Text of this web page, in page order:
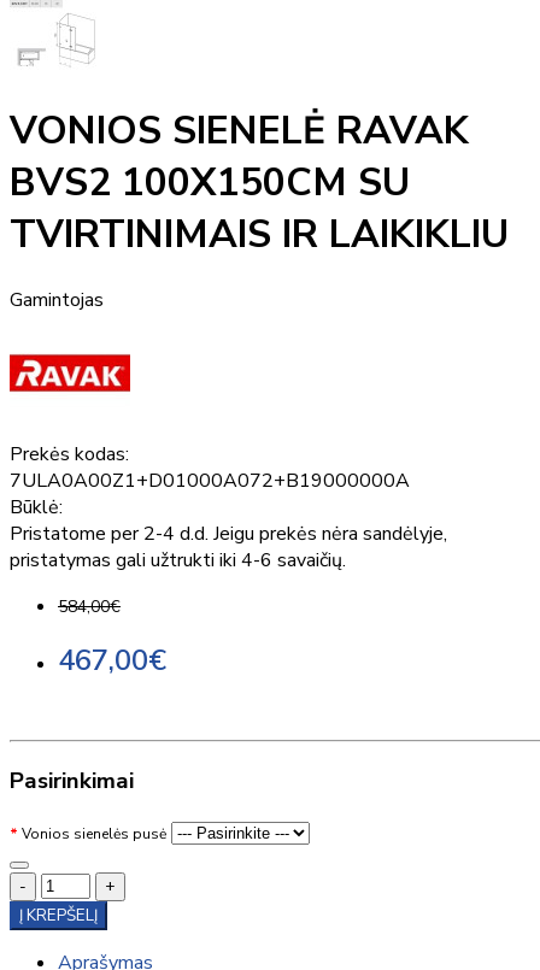
VONIOS SIENELĖ RAVAK
BVS2 100X150CM SU
TVIRTINIMAIS IR LAIKIKLIU
Gamintojas
Prekės kodas:
7ULA0A00Z1+D01000A072+B19000000A
Būklė:
Pristatome per 2-4 d.d. Jeigu prekės nėra sandėlyje,
pristatymas gali užtrukti iki 4-6 savaičių.
584,00€
467,00€
Pasirinkimai
Vonios sienelės pusė
-
+
Į KREPŠELĮ
Aprašymas